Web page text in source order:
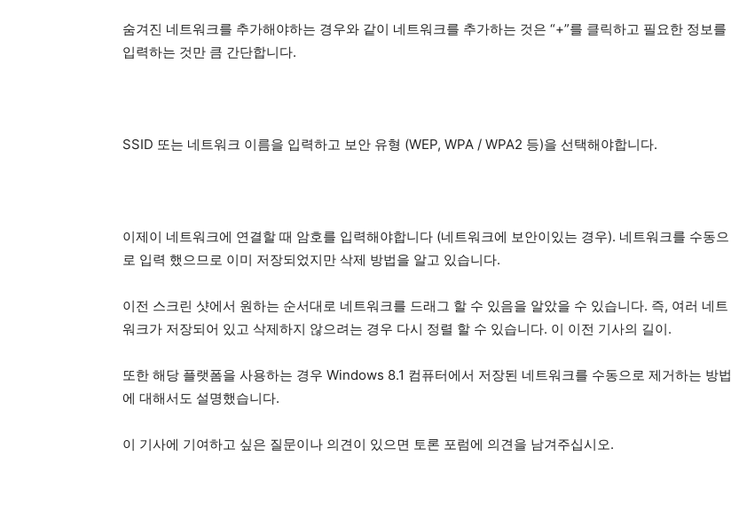
숨겨진 네트워크를 추가해야하는 경우와 같이 네트워크를 추가하는 것은 “+”를 클릭하고 필요한 정보를
입력하는 것만 큼 간단합니다.
SSID 또는 네트워크 이름을 입력하고 보안 유형 (WEP, WPA / WPA2 등)을 선택해야합니다.
이제이 네트워크에 연결할 때 암호를 입력해야합니다 (네트워크에 보안이있는 경우). 네트워크를 수동으
로 입력 했으므로 이미 저장되었지만 삭제 방법을 알고 있습니다.
이전 스크린 샷에서 원하는 순서대로 네트워크를 드래그 할 수 있음을 알았을 수 있습니다. 즉, 여러 네트
워크가 저장되어 있고 삭제하지 않으려는 경우 다시 정렬 할 수 있습니다. 이 이전 기사의 길이.
또한 해당 플랫폼을 사용하는 경우 Windows 8.1 컴퓨터에서 저장된 네트워크를 수동으로 제거하는 방법
에 대해서도 설명했습니다.
이 기사에 기여하고 싶은 질문이나 의견이 있으면 토론 포럼에 의견을 남겨주십시오.